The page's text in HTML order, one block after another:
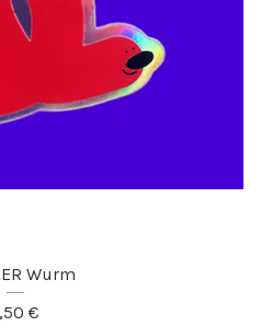
Wurm
€